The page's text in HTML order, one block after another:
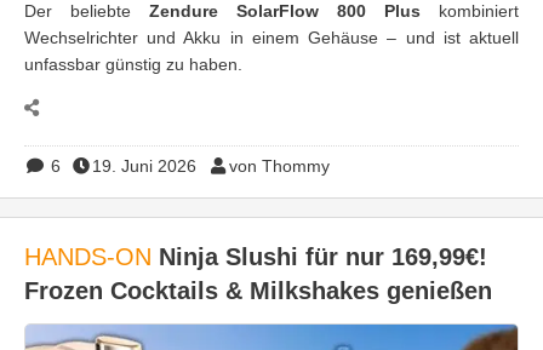
Der beliebte Zendure SolarFlow 800 Plus kombiniert
Wechselrichter und Akku in einem Gehäuse – und ist aktuell
unfassbar günstig zu haben.
6 19. Juni 2026 von Thommy
HANDS-ON Ninja Slushi für nur 169,99€!
Frozen Cocktails & Milkshakes genießen